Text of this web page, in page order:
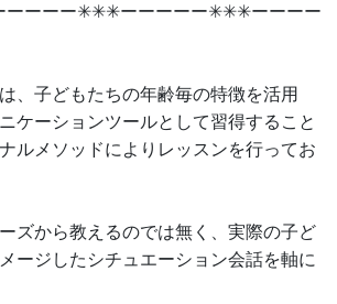
ーーーー✳︎✳︎✳︎ーーーーー✳︎✳︎✳︎ーーーー
、子どもたちの年齢毎の特徴を活用
ケーションツールとして習得すること
ルメソッドによりレッスンを行ってお
ズから教えるのでは無く、実際の子ど
ージしたシチュエーション会話を軸に